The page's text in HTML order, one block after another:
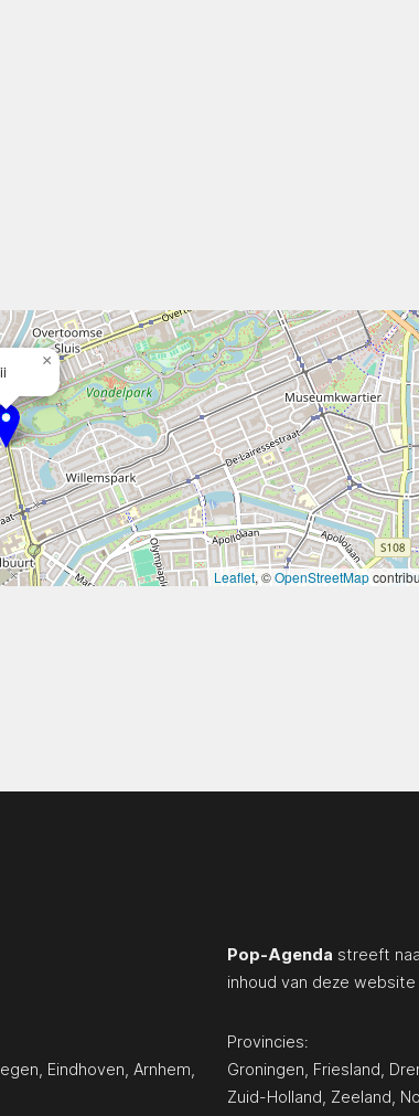
×
Leaflet, ©OpenStreetMap
Pop-Agenda streeft
inhoud van deze
Eindhoven Arnhem
Provincies:
Groningen Friesland
Zuid-Holland Zeeland